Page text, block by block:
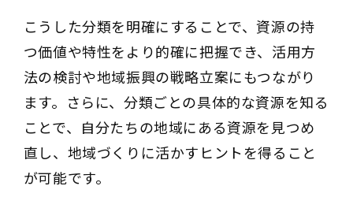
こうした分類を明確にすることで、資源の持
つ価値や特性をより的確に把握でき、活用方
法の検討や地域振興の戦略立案にもつながり
ます。さらに、分類ごとの具体的な資源を知る
ことで、自分たちの地域にある資源を見つめ
直し、地域づくりに活かすヒントを得ること
が可能です。